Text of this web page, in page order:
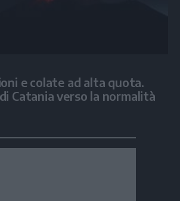
e colate ad alta quota.
Catania verso la normalità